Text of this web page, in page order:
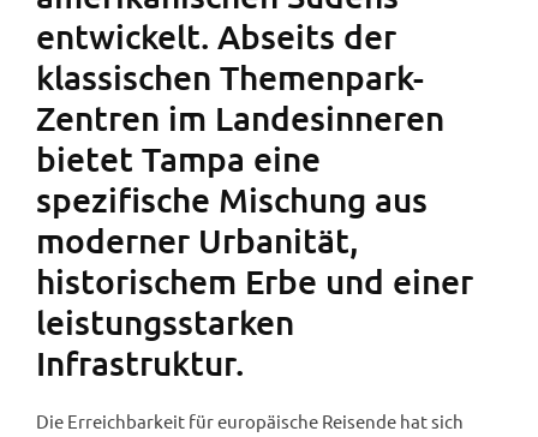
entwickelt. Abseits der
klassischen Themenpark-
Zentren im Landesinneren
bietet Tampa eine
spezifische Mischung aus
moderner Urbanität,
historischem Erbe und einer
leistungsstarken
Infrastruktur.
Die Erreichbarkeit für europäische Reisende hat sich